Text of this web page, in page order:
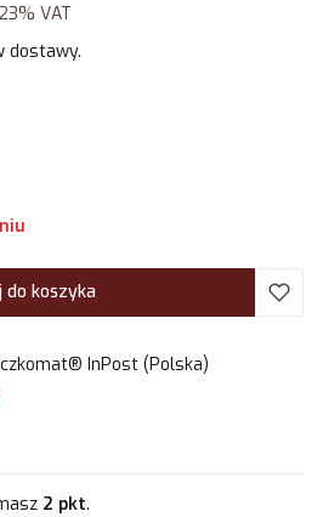
VAT
23% VAT
dostawy.
do koszyka
InPost (Polska)
2 pkt.